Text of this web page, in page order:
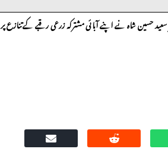
شاہ نے اپنے آبائی مشترکہ زرعی رقبے کے تنازع پر